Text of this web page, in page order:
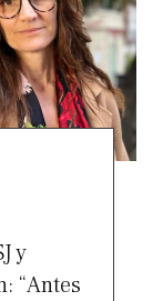
y
“Antes